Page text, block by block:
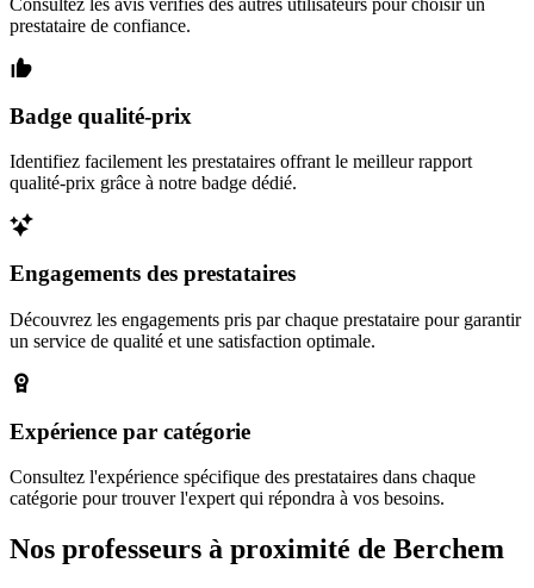
Consultez les avis vérifiés des autres utilisateurs pour choisir un
prestataire de confiance.
Badge qualité-prix
Identifiez facilement les prestataires offrant le meilleur rapport
qualité-prix grâce à notre badge dédié.
Engagements des prestataires
Découvrez les engagements pris par chaque prestataire pour garantir
un service de qualité et une satisfaction optimale.
Expérience par catégorie
Consultez l'expérience spécifique des prestataires dans chaque
catégorie pour trouver l'expert qui répondra à vos besoins.
Nos professeurs à proximité de Berchem